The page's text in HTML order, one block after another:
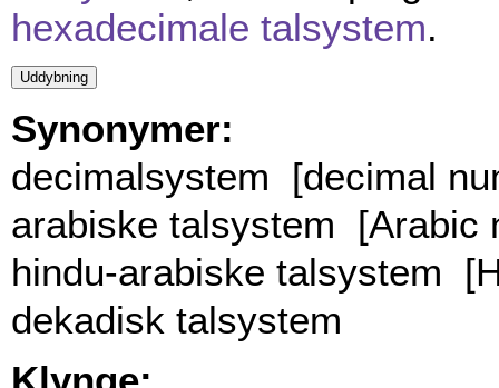
hexadecimale talsystem.
Synonymer:
decimalsystem [decimal
arabiske talsystem [Arabic
hindu-arabiske talsystem
dekadisk talsystem